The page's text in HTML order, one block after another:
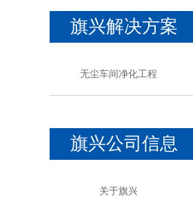
旗兴解决方案
无尘车间净化工程
旗兴公司信息
关于旗兴